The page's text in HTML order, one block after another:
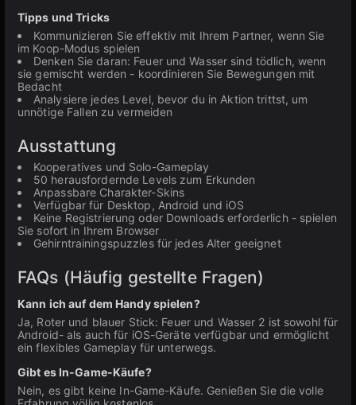
Tipps und Tricks
Kommunizieren Sie effektiv mit Ihrem Partner, wenn Sie
im Koop-Modus spielen
Denken Sie daran: Feuer und Wasser sind tödlich, wenn
sie gemischt werden - koordinieren Sie Bewegungen mit
Bedacht
Analysiere jedes Level, bevor du in Aktion trittst, um
unnötige Fallen zu vermeiden
Ausstattung
Kooperatives und Solo-Gameplay
50 herausfordernde Levels zum Erkunden
Anpassbare Charakter-Skins
Verfügbar für Desktop, Android und iOS
Keine Registrierung oder Downloads erforderlich - spielen
Sie sofort in Ihrem Browser
Gehirntrainingspuzzles für jedes Alter geeignet
FAQs (Häufig gestellte Fragen)
Kann ich auf dem Handy spielen?
Ja, Roter und blauer Stick: Feuer und Wasser 2 ist sowohl für
Android- als auch für iOS-Geräte verfügbar und ermöglicht
ein flexibles Gameplay für unterwegs.
Gibt es In-Game-Käufe?
Nein, es gibt keine In-Game-Käufe. Genießen Sie die volle